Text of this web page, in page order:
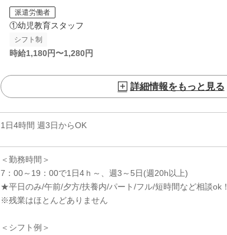
派遣労働者
①幼児教育スタッフ
シフト制
時給1,180円〜1,280円
詳細情報をもっと見る
1日4時間 週3日からOK
＜勤務時間＞
7：00～19：00で1日4ｈ～、週3～5日(週20h以上)
★平日のみ/午前/夕方/扶養内/パート/フル/短時間など相談ok！
※残業はほとんどありません
＜シフト例＞